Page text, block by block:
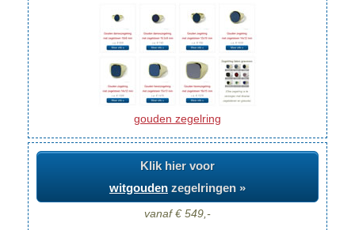
gouden zegelring
Klik hier voor
witgouden zegelringen »
vanaf € 549,-